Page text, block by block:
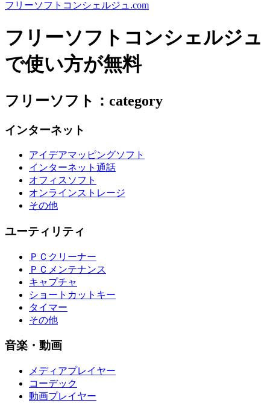
フリーソフトコンシェルジュ.com
フリーソフトコンシェルジュ
で使い方が無料
フリーソフト：category
インターネット
アイデアマッピングソフト
インターネット通話
オフィスソフト
オンラインストレージ
その他
ユーティリティ
ＰＣクリーナー
ＰＣメンテナンス
キャプチャ
ショートカットキー
タイマー
その他
音楽・動画
メディアプレイヤー
コーデック
動画プレイヤー